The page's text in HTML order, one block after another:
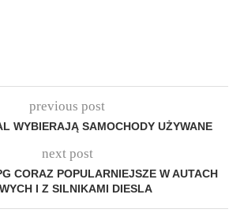
previous post
WYBIERAJĄ SAMOCHODY UŻYWANE
next post
CORAZ POPULARNIEJSZE W AUTACH
I Z SILNIKAMI DIESLA